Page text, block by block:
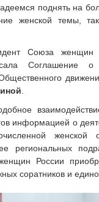
поднять на
женской темы,
Союза женщин
Соглашение о
информацией о
женской
региональных
России
соратников и